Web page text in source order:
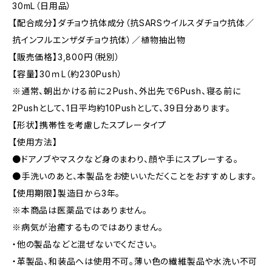
30mL（日用品）
【配合成分】ダチョウ抗体成分（抗SARSウイルスダチョウ抗体／
抗インフルエンザダチョウ抗体）／植物抽出物
【販売価格】3,800円（税別）
【容量】30ｍL（約230Push）
※通常、朝出かける前に２Push、外出先で6Push、寝る前に
2Pushとして、1日平均約10Pushとして、39日分あります。
【形状】携帯性を考慮したスプレータイプ
【使用方法】
●ドアノブやマスクなど身のまわり、顔や手にスプレーする。
●手洗いのあと、本製品をお使いいただくことをおすすめします。
【使用期限】製造日から3年。
※本商品は医薬品ではありません。
※病気が治癒するものではありません。
・他の製品などと混ぜないでください。
・革製品、和装品へは使用不可。薄い色の繊維製品や水洗い不可